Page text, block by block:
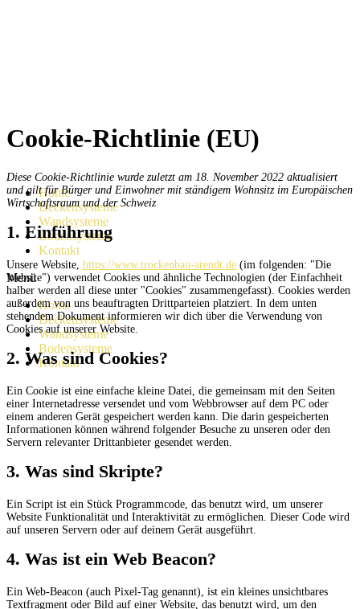
Home
Deckensysteme
Wandsysteme
Bodensysteme
Kontakt
Menü
Home
Deckensysteme
Wandsysteme
Bodensysteme
Kontakt
Cookie-Richtlinie (EU)
Diese Cookie-Richtlinie wurde zuletzt am 18. November 2022 aktualisiert
und gilt für Bürger und Einwohner mit ständigem Wohnsitz im Europäischen
Wirtschaftsraum und der Schweiz
1. Einführung
Unsere Website, https://www.trockenbau-arendt.de (im folgenden: "Die
Website") verwendet Cookies und ähnliche Technologien (der Einfachheit
halber werden all diese unter "Cookies" zusammengefasst). Cookies werden
außerdem von uns beauftragten Drittparteien platziert. In dem unten
stehendem Dokument informieren wir dich über die Verwendung von
Cookies auf unserer Website.
2. Was sind Cookies?
Ein Cookie ist eine einfache kleine Datei, die gemeinsam mit den Seiten
einer Internetadresse versendet und vom Webbrowser auf dem PC oder
einem anderen Gerät gespeichert werden kann. Die darin gespeicherten
Informationen können während folgender Besuche zu unseren oder den
Servern relevanter Drittanbieter gesendet werden.
3. Was sind Skripte?
Ein Script ist ein Stück Programmcode, das benutzt wird, um unserer
Website Funktionalität und Interaktivität zu ermöglichen. Dieser Code wird
auf unseren Servern oder auf deinem Gerät ausgeführt.
4. Was ist ein Web Beacon?
Ein Web-Beacon (auch Pixel-Tag genannt), ist ein kleines unsichtbares
Textfragment oder Bild auf einer Website, das benutzt wird, um den